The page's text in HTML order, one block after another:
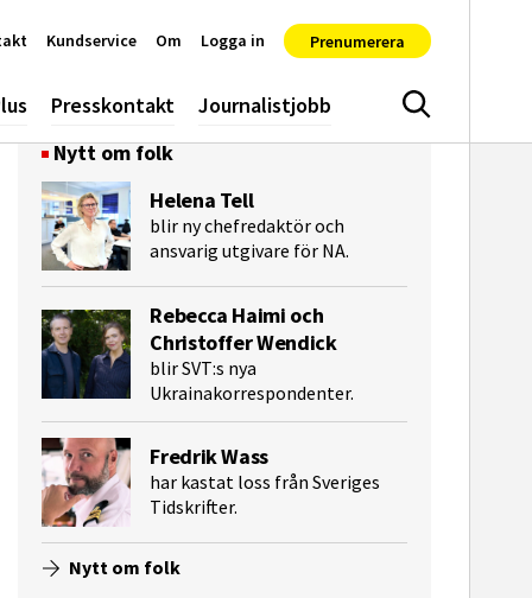
Presskontakt Journalistjobb Sök
Kundservice Om Logga in Prenumerera
post
Nytt om folk
Helena Tell
blir ny chefredaktör och
ansvarig utgivare för NA.
Rebecca Haimi och
Christoffer Wendick
blir SVT:s nya
Ukrainakorrespondenter.
Fredrik Wass
har kastat loss från Sveriges
Tidskrifter.
Nytt om folk